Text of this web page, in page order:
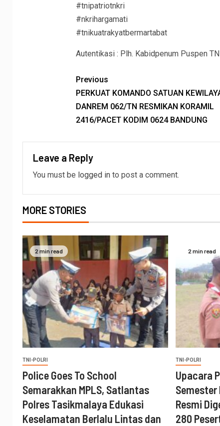
#tnipatriotnkri
#nkrihargamati
#tnikuatrakyatbermartabat
Autentikasi : Plh. Kabidpenum Puspen
Previous
PERKUAT KOMANDO SATUAN
DANREM 062/TN RESMIKAN KORAMIL
2416/PACET KODIM 0624 BANDUNG
Leave a Reply
You must be logged in to post a comment.
MORE STORIES
2 min read
TNI-POLRI
Police Goes To School
Semarakkan MPLS, Satlantas
Polres Tasikmalaya Edukasi
Keselamatan Berlalu Lintas dan
2 min read
TNI-POLRI
Upacara
Semester
Resmi
280